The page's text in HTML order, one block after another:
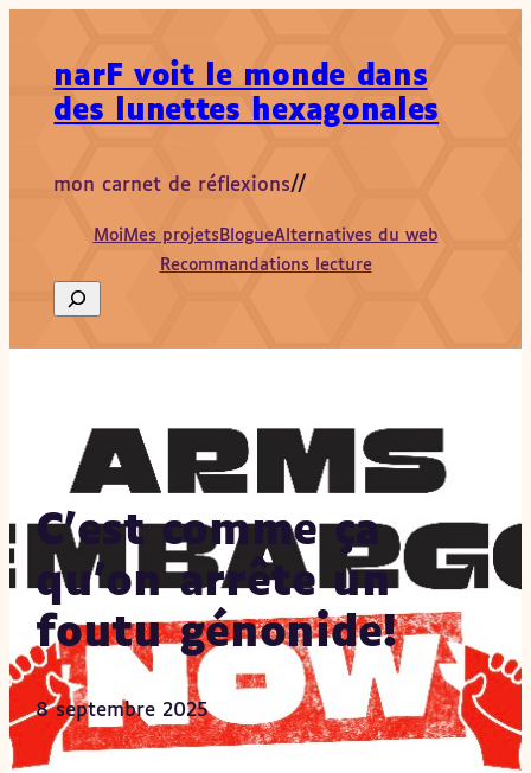
contenu
narF voit le monde dans
des lunettes hexagonales
mon carnet de réflexions//
MoiMes projetsBlogueAlternatives du web
Recommandations lecture
Search
C’est comme ça
qu’on arrête un
foutu génonide!
8 septembre 2025